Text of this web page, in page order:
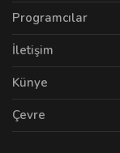
Programcılar
İletişim
Künye
Çevre